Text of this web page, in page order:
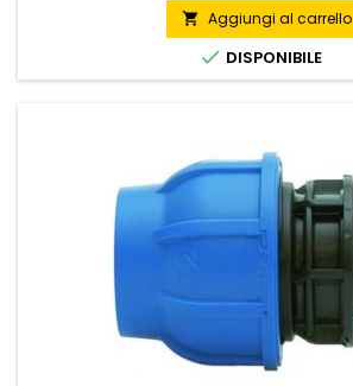
 Aggiungi al carrello
 DISPONIBILE